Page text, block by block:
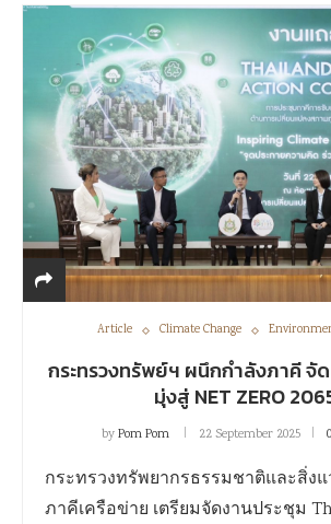
Article Climate Change
กระทรวงทรัพย์ฯ ผนึกกำลังภาคี จัด
มุ่งสู่ NET ZERO
byPom Pom 22 September 2025
กระทรวงทรัพยากรธรรมชาติและสิ่ง
ภาคีเครือข่าย เตรียมจัดงานประชุม